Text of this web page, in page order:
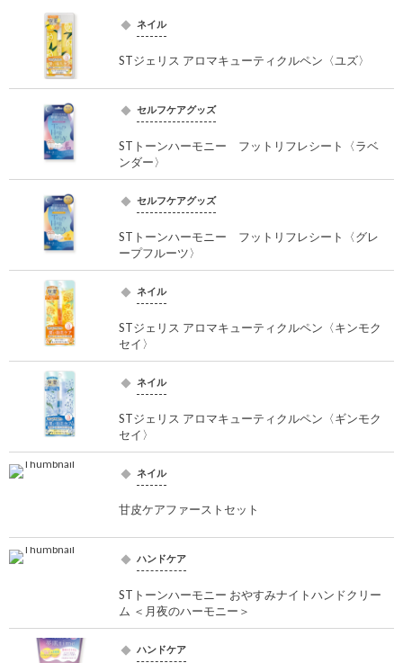
ネイル
STジェリス アロマキューティクルペン〈ユズ〉
セルフケアグッズ
STトーンハーモニー フットリフレシート〈ラベ
ンダー〉
セルフケアグッズ
STトーンハーモニー フットリフレシート〈グレ
ープフルーツ〉
ネイル
STジェリス アロマキューティクルペン〈キンモク
セイ〉
ネイル
STジェリス アロマキューティクルペン〈ギンモク
セイ〉
ネイル
甘皮ケアファーストセット
ハンドケア
STトーンハーモニー おやすみナイトハンドクリー
ム ＜月夜のハーモニー＞
ハンドケア